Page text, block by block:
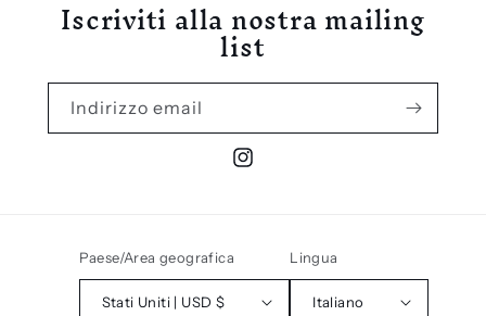
Iscriviti alla nostra mailing
list
Indirizzo email
Instagram
Paese/Area geografica
Stati Uniti | USD $
Lingua
Italiano